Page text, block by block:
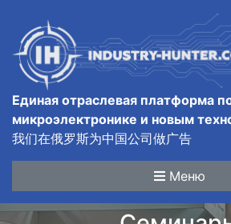
Единая отраслевая платформа
микроэлектронике и новым
我们在俄罗斯为中国公司做广告
Меню